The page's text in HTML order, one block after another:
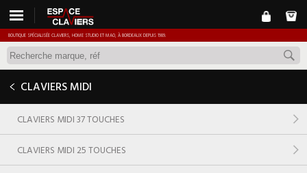
BOUTIQUE SPÉCIALISÉE CLAVIERS, HOME STUDIO ET MAO, À BORDEAUX DEPUIS 1989.
CLAVIERS MIDI
CLAVIERS MIDI 37 TOUCHES
CLAVIERS MIDI 25 TOUCHES